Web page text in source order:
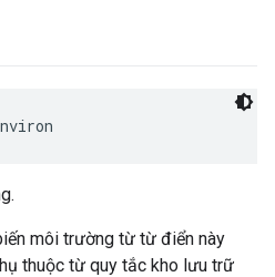
môi trường từ từ điển này
thuộc từ quy tắc kho lưu trữ